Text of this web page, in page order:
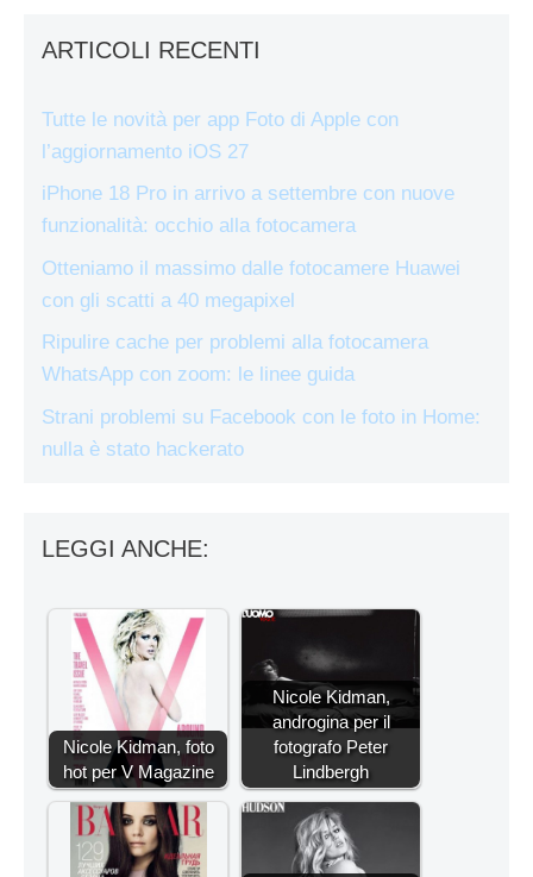
ARTICOLI RECENTI
Tutte le novità per app Foto di Apple con
l’aggiornamento iOS 27
iPhone 18 Pro in arrivo a settembre con nuove
funzionalità: occhio alla fotocamera
Otteniamo il massimo dalle fotocamere Huawei
con gli scatti a 40 megapixel
Ripulire cache per problemi alla fotocamera
WhatsApp con zoom: le linee guida
Strani problemi su Facebook con le foto in Home:
nulla è stato hackerato
LEGGI ANCHE:
Nicole Kidman, foto
hot per V Magazine
Nicole Kidman,
androgina per il
fotografo Peter
Lindbergh